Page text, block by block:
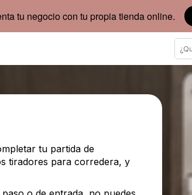
tu negocio con tu propia tienda online.
tu partida de
tiradores para corredera, y